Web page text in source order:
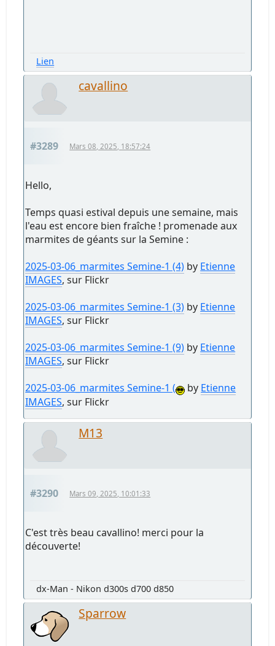
Lien
cavallino
#3289 Mars 08, 2025, 18:57:24
Hello,
Temps quasi estival depuis une semaine, mais
l'eau est encore bien fraîche ! promenade aux
marmites de géants sur la Semine :
2025-03-06_marmites Semine-1 (4) by Etienne
IMAGES, sur Flickr
2025-03-06_marmites Semine-1 (3) by Etienne
IMAGES, sur Flickr
2025-03-06_marmites Semine-1 (9) by Etienne
IMAGES, sur Flickr
2025-03-06_marmites Semine-1 (
by Etienne
IMAGES, sur Flickr
M13
#3290 Mars 09, 2025, 10:01:33
C'est très beau cavallino! merci pour la
découverte!
dx-Man - Nikon d300s d700 d850
Sparrow